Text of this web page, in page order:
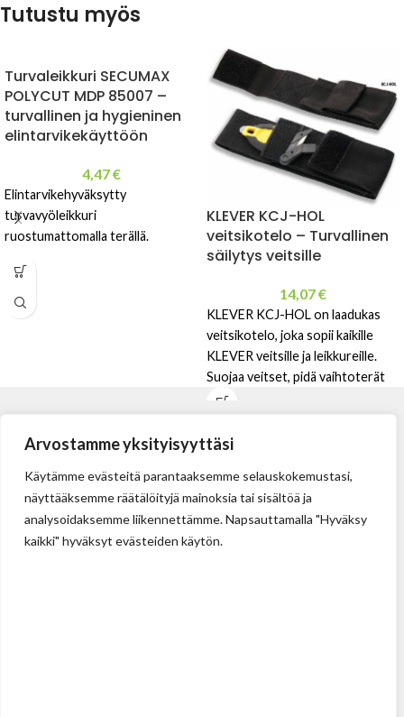
Arvostamme yksityisyyttäsi
Käytämme evästeitä parantaaksemme selauskokemustasi,
näyttääksemme räätälöityjä mainoksia tai sisältöä ja
analysoidaksemme liikennettämme. Napsauttamalla "Hyväksy
kaikki" hyväksyt evästeiden käytön.
sopivat erityisesti vinyylin,
teippien, paperin, kartongin ja
Tutustu myös
Turvaleikkuri SECUMAX
POLYCUT MDP 85007 –
turvallinen ja hygieninen
elintarvikekäyttöön
4,47€
Elintarvikehyväksytty
turvavyöleikkuri
ruostumattomalla terällä.
KLEVER KCJ-HOL
veitsikotelo – Turvallinen
säilytys veitsille
14,07€
KLEVER KCJ-HOL on laadukas
veitsikotelo, joka sopii kaikille
KLEVER veitsille ja leikkureille.
Suojaa veitset, pidä vaihtoterät
kätevästi mukana ja kiinnitä
kotelo helposti vyöhön.
Tehdas